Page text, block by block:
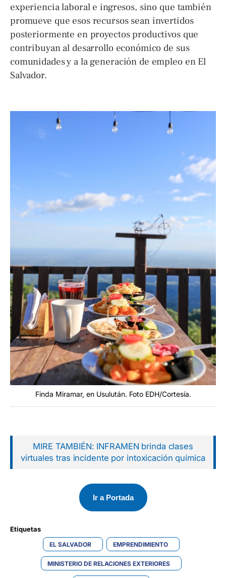
experiencia laboral e ingresos, sino que también
promueve que esos recursos sean invertidos
posteriormente en proyectos productivos que
contribuyan al desarrollo económico de sus
comunidades y a la generación de empleo en El
Salvador.
Finda Miramar, en Usulután. Foto EDH/Cortesía.
MIRE TAMBIÉN: INFRAMEN brinda clases
virtuales tras incidente por intoxicación química
Ir a Portada
Etiquetas
EL SALVADOR EMPRENDIMIENTO
MINISTERIO DE RELACIONES EXTERIORES